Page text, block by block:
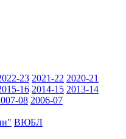
23 2021-22 2020-21
16 2014-15 2013-14
08 2006-07
ВЮБЛ